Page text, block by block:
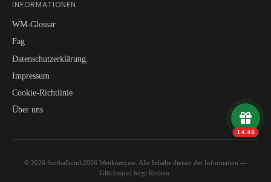
INFORMATIONEN
WM-Glossar
Fag
Datenschutzerklärung
Impressum
Cookie-Richtlinie
Über uns
© 2026 footballwmli2026 Wettkompass. Alle Inhalte dienen der Information —
Glücksspiel birgt Risiken.
14:46